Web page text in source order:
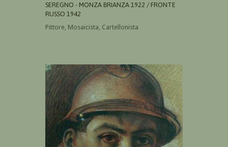
SEREGNO - MONZA BRIANZA 1922 / FRONTE
RUSSO 1942
Pittore, Mosaicista, Cartellonista